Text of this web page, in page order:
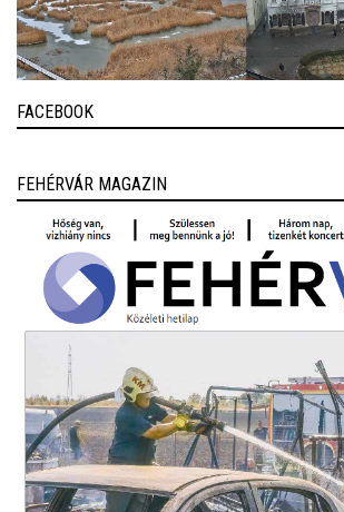
FACEBOOK
FEHÉRVÁR MAGAZIN